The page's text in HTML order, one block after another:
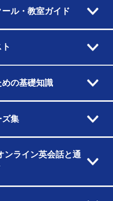
ル・教室ガイド
の基礎知識
ズ集
ンライン英会話と通